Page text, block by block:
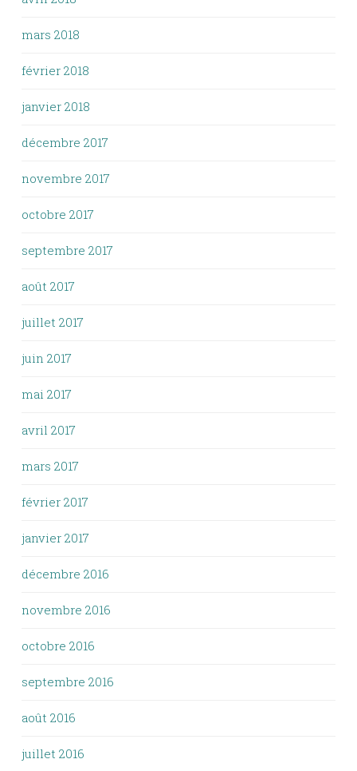
mars 2018
février 2018
janvier 2018
décembre 2017
novembre 2017
octobre 2017
septembre 2017
août 2017
juillet 2017
juin 2017
mai 2017
avril 2017
mars 2017
février 2017
janvier 2017
décembre 2016
novembre 2016
octobre 2016
septembre 2016
août 2016
juillet 2016